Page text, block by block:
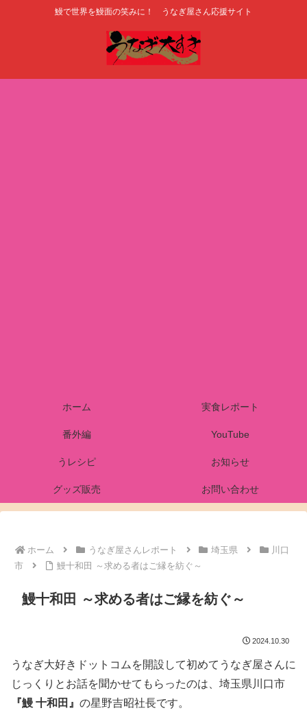
鰻で世界を鰻面の笑みに！ うなぎ屋さん応援サイト
ホーム 実食レポート
番外編 YouTube
うレシピ お知らせ
グッズ販売 お問い合わせ
ホーム うなぎ屋さんレポート 埼玉県
川口
市
鰻十和田 ～求める者はご縁を紡ぐ～
鰻十和田 ～求める者はご縁を紡ぐ～
2024.10.30
うなぎ大好きドットコムを開設して初めてうなぎ屋さんに
じっくりとお話を聞かせてもらったのは、埼玉県川口市
『鰻 十和田』 の星野吉昭社長です。